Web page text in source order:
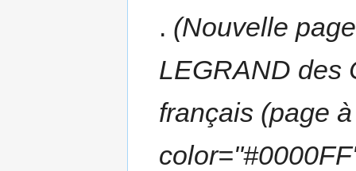
. (Nouvelle
LEGRAND des
français (page